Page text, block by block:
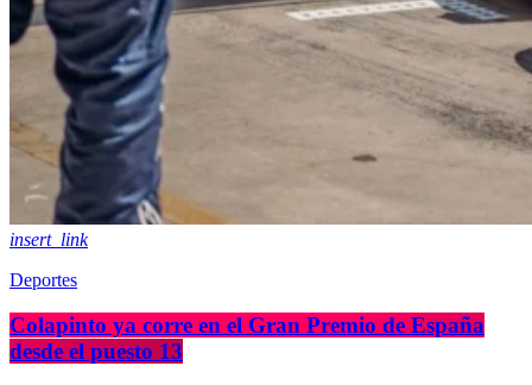
insert_link
Deportes
Colapinto ya corre en el Gran Premio de España
desde el puesto 13